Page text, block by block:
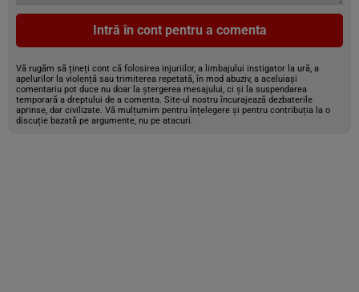
Intră în cont pentru a comenta
Vă rugăm să țineți cont că folosirea injuriilor, a limbajului instigator la ură, a
apelurilor la violență sau trimiterea repetată, în mod abuziv, a aceluiași
comentariu pot duce nu doar la ștergerea mesajului, ci și la suspendarea
temporară a dreptului de a comenta. Site-ul nostru încurajează dezbaterile
aprinse, dar civilizate. Vă mulțumim pentru înțelegere și pentru contribuția la o
discuție bazată pe argumente, nu pe atacuri.